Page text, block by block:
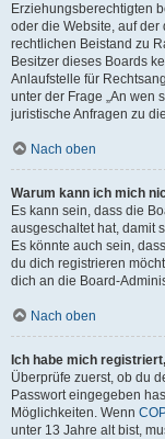
Erziehungsberechtigten
oder die Website, auf der
rechtlichen Beistand zu
Besitzer dieses Boards
Anlaufstelle für
unter der Frage „An wen
juristische Anfragen zu
Nach oben
Warum kann ich mich
Es kann sein, dass die
ausgeschaltet hat, damit
Es könnte auch sein,
du dich registrieren
dich an die Board-
Nach oben
Ich habe mich
Überprüfe zuerst, ob du
Passwort eingegeben
Möglichkeiten. Wenn
unter 13 Jahre alt bist,